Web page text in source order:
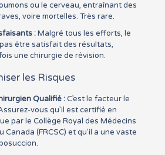
ou le cerveau, entraînant des
voire mortelles. Très rare.
:Malgré tous les efforts, le
être satisfait des résultats,
une chirurgie de révision.
les Risques
Qualifié :C’est le facteur le
vous qu’il est certifié en
par le Collège Royal des Médecins
Canada (FRCSC) et qu’il a une vaste